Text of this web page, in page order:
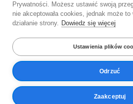
Partnerzy
Baza wiedzy
FAQ
© 2026 Fundacja Saventic. Wszelkie
Prywatności. Możesz ustawić swoją
nie akceptowała cookies, jednak może to
działanie strony. Dowiedz się więcej
Ustawienia plików
Odrzuć
Zaakceptuj